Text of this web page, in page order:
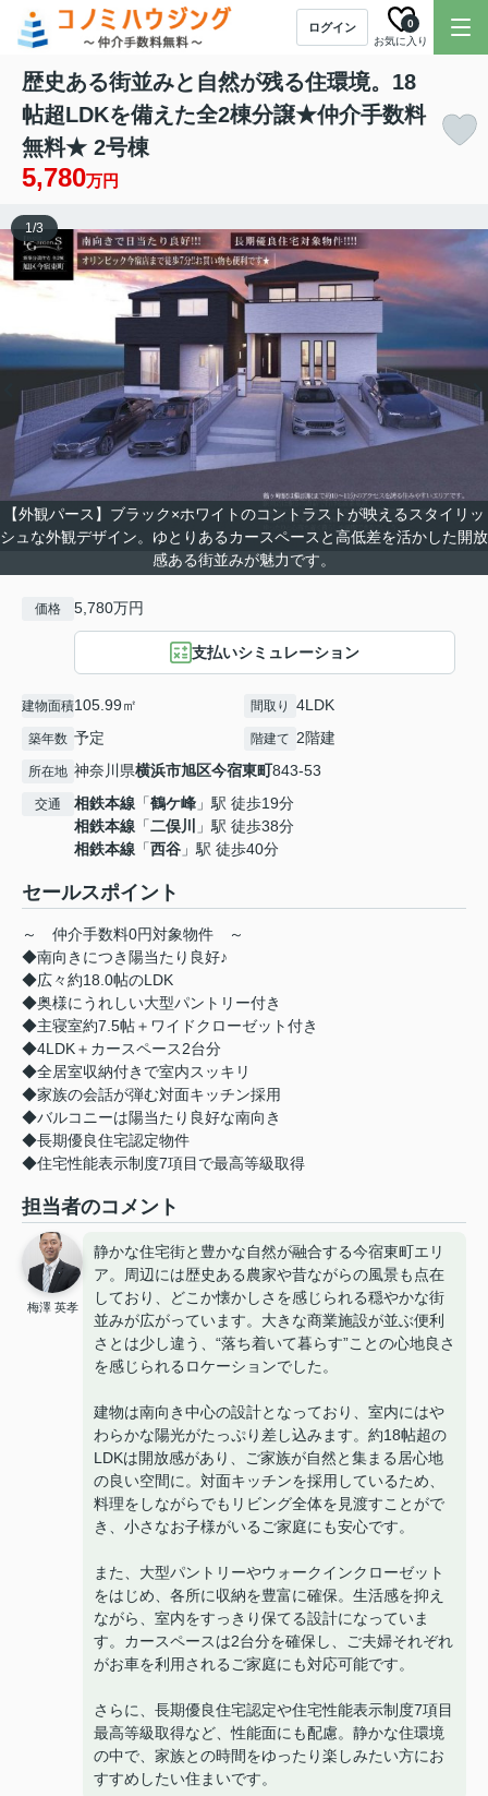
ログイン
お気に入り
0
歴史ある街並みと自然が残る住環境。18
帖超LDKを備えた全2棟分譲★仲介手数料
無料★ 2号棟
5,780万円
【外観パース】ブラック×ホワイトのコントラストが映えるスタイリッ
シュな外観デザイン。ゆとりあるカースペースと高低差を活かした開放
感ある街並みが魅力です。
1/3
価格 5,780万円
支払いシミュレーション
建物面積105.99㎡ 間取り 4LDK
築年数 予定 階建て 2階建
所在地 神奈川県横浜市旭区今宿東町843-53
交通 相鉄本線 「鶴ケ峰 」駅 徒歩19分
相鉄本線 「二俣川
」駅 徒歩38分
相鉄本線 「西谷 」駅 徒歩40分
セールスポイント
～ 仲介手数料0円対象物件 ～
◆南向きにつき陽当たり良好♪
◆広々約18.0帖のLDK
◆奥様にうれしい大型パントリー付き
◆主寝室約7.5帖＋ワイドクローゼット付き
◆4LDK＋カースペース2台分
◆全居室収納付きで室内スッキリ
◆家族の会話が弾む対面キッチン採用
◆バルコニーは陽当たり良好な南向き
◆長期優良住宅認定物件
◆住宅性能表示制度7項目で最高等級取得
担当者のコメント
梅澤 英孝
静かな住宅街と豊かな自然が融合する今宿東町エリ
ア。周辺には歴史ある農家や昔ながらの風景も点在
しており、どこか懐かしさを感じられる穏やかな街
並みが広がっています。大きな商業施設が並ぶ便利
さとは少し違う、“落ち着いて暮らす”ことの心地良さ
を感じられるロケーションでした。
建物は南向き中心の設計となっており、室内にはや
わらかな陽光がたっぷり差し込みます。約18帖超の
LDKは開放感があり、ご家族が自然と集まる居心地
の良い空間に。対面キッチンを採用しているため、
料理をしながらでもリビング全体を見渡すことがで
き、小さなお子様がいるご家庭にも安心です。
また、大型パントリーやウォークインクローゼット
をはじめ、各所に収納を豊富に確保。生活感を抑え
ながら、室内をすっきり保てる設計になっていま
す。カースペースは2台分を確保し、ご夫婦それぞれ
がお車を利用されるご家庭にも対応可能です。
さらに、長期優良住宅認定や住宅性能表示制度7項目
最高等級取得など、性能面にも配慮。静かな住環境
の中で、家族との時間をゆったり楽しみたい方にお
すすめしたい住まいです。